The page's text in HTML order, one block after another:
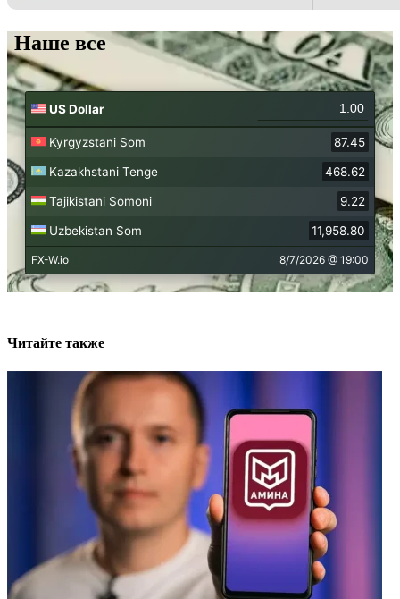
Наше все
Читайте также